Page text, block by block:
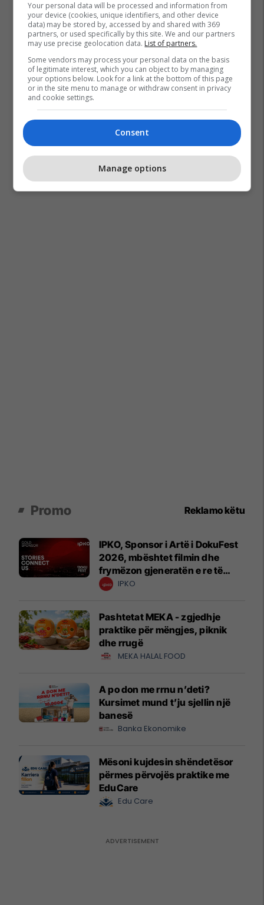
La Liga Florian Wirtz Toni Kroos
Transferimet
Real Madrid
Promo Reklamo këtu
IPKO, Sponsor i Artë i DokuFest
2026, mbështet filmin dhe
frymëzon gjeneratën e re të
krijuesve
IPKO
Pashtetat MEKA - zgjedhje
praktike për mëngjes, piknik
dhe rrugë
MEKA HALAL FOOD
A po don me rrnu n’deti?
Kursimet mund t’ju sjellin një
banesë
Banka Ekonomike
Mësoni kujdesin shëndetësor
përmes përvojës praktike me
EduCare
Edu Care
Your personal data will be processed and information from
your device (cookies, unique identifiers, and other device
data) may be stored by, accessed by and shared with 369
partners, or used specifically by this site. We and our partners
may use precise geolocation data. List of partners.
Some vendors may process your personal data on the basis
of legitimate interest, which you can object to by managing
your options below. Look for a link at the bottom of this page
or in the site menu to manage or withdraw consent in privacy
and cookie settings.
Consent
Manage options